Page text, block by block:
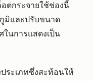
ตกระจายใช้ช่องนี้
มิและปรับขนาด
นการแสดงเป็น
ระเภทซึ่งสะท้อนให้